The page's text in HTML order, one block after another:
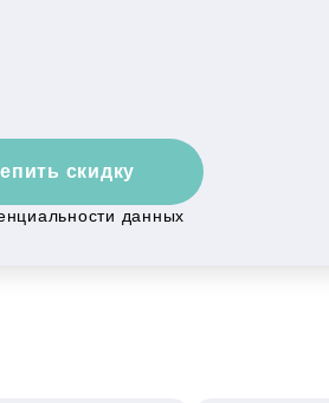
скидку
данных